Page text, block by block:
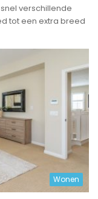
verschillende
tot een extra breed
Wonen